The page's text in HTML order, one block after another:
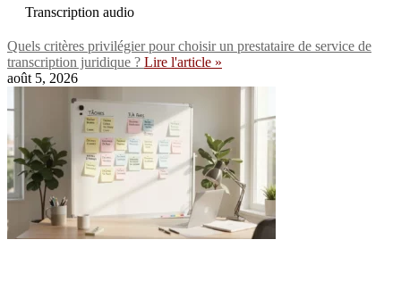
Transcription audio
Quels critères privilégier pour choisir un prestataire de service de
transcription juridique ? Lire l'article »
août 5, 2026